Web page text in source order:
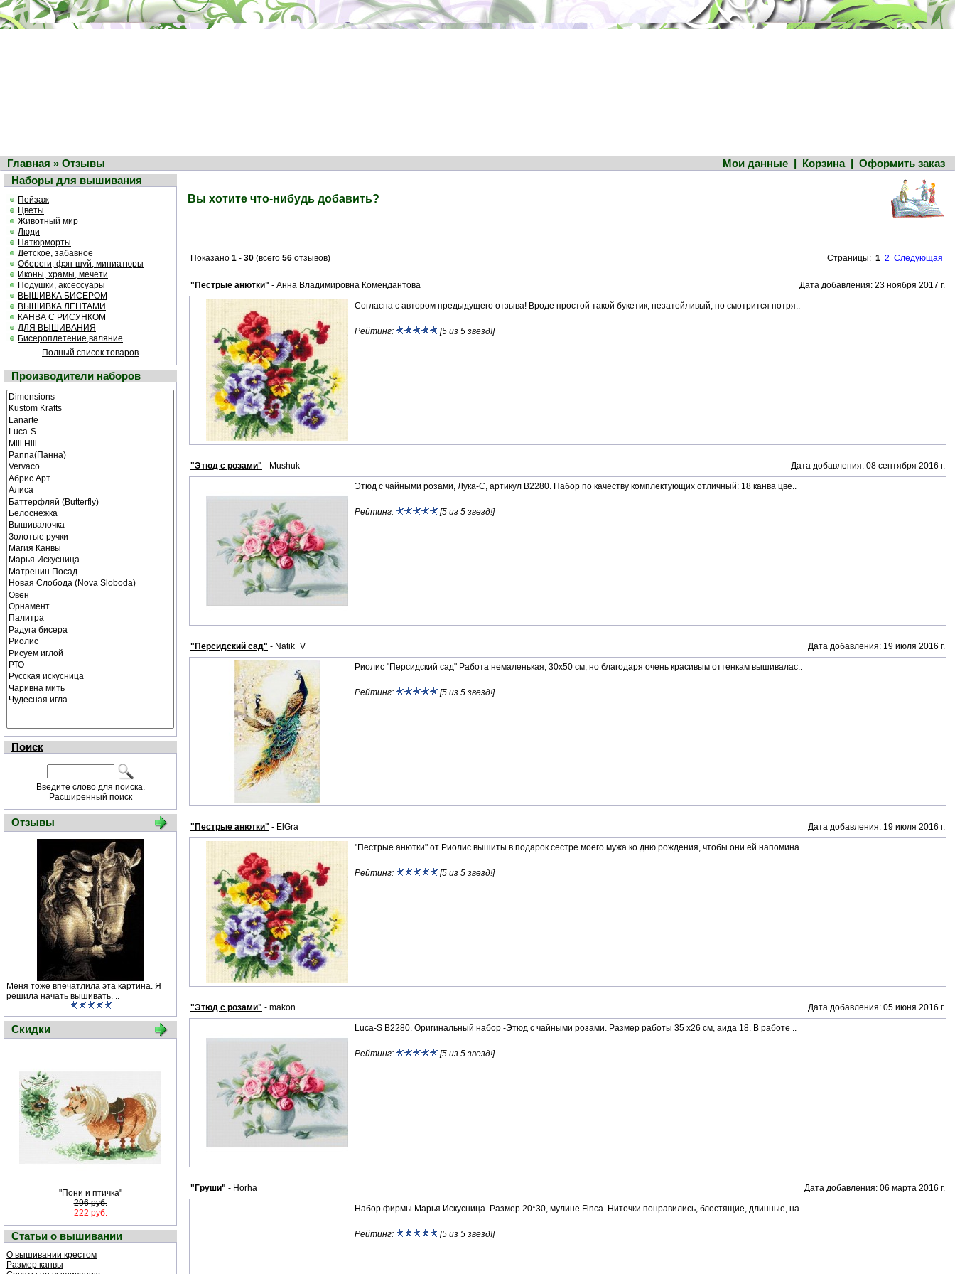
Главная » Отзывы Мои данные | Корзина| Оформить заказ
Наборы для вышивания
Пейзаж
Цветы
Животный мир
Люди
Натюрморты
Детское, забавное
Обереги, фэн-шуй, миниатюры
Иконы, храмы, мечети
Подушки, аксессуары
ВЫШИВКА БИСЕРОМ
ВЫШИВКА ЛЕНТАМИ
КАНВА С РИСУНКОМ
ДЛЯ ВЫШИВАНИЯ
Бисероплетение,валяние
Полный список товаров
Производители наборов
Поиск
Введите слово для поиска.
Расширенный поиск
Отзывы
Меня тоже впечатлила эта картина. Я
решила начать вышивать. ..
Скидки
"Пони и птичка"
296 руб.
222 руб.
Статьи о вышивании
О вышивании крестом
Размер канвы
Вы хотите что-нибудь добавить?
Показано 1 - 30 (всего 56 отзывов) Страницы: 1 2 Следующая
"Пестрые анютки" - Анна Владимировна Комендантова Дата добавления: 23 ноября 2017 г.
Согласна с автором предыдущего отзыва! Вроде простой такой букетик, незатейливый, но смотрится потря..
Рейтинг: [5 из 5 звезд!]
"Этюд с розами" - Mushuk Дата добавления: 08 сентября 2016 г.
Этюд с чайными розами, Лука-С, артикул В2280. Набор по качеству комплектующих отличный: 18 канва цве..
Рейтинг: [5 из 5 звезд!]
"Персидский сад" - Natik_V Дата добавления: 19 июля 2016 г.
Риолис "Персидский сад" Работа немаленькая, 30х50 см, но благодаря очень красивым оттенкам вышивалас..
Рейтинг: [5 из 5 звезд!]
"Пестрые анютки" - ElGra Дата добавления: 19 июля 2016 г.
"Пестрые анютки" от Риолис вышиты в подарок сестре моего мужа ко дню рождения, чтобы они ей напомина..
Рейтинг: [5 из 5 звезд!]
"Этюд с розами" - makon Дата добавления: 05 июня 2016 г.
Luca-S B2280. Оригинальный набор -Этюд с чайными розами. Размер работы 35 х26 см, аида 18. В работе ..
Рейтинг: [5 из 5 звезд!]
"Груши" - Horha Дата добавления: 06 марта 2016 г.
Набор фирмы Марья Искусница. Размер 20*30, мулине Finca. Ниточки понравились, блестящие, длинные, на..
Рейтинг: [5 из 5 звезд!]